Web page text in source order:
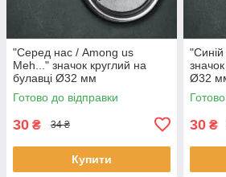
"Серед нас / Among us
Meh..." значок круглий на
булавці Ø32 мм
Готово до відправки
30 ₴ 34 ₴
Купити
Ø32
30 ₴